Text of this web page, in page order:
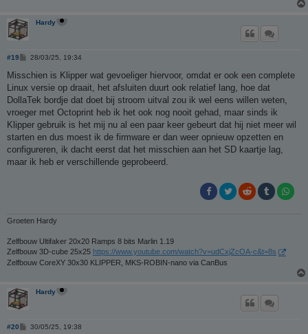
Hardy
#19
B
r
c
h
28/03/25, 19:34
Misschien is Klipper wat gevoeliger hiervoor, omdat er ook een complete
Linux versie op draait, het afsluiten duurt ook relatief lang, hoe dat
DollaTek bordje dat doet bij stroom uitval zou ik wel eens willen weten,
vroeger met Octoprint heb ik het ook nog nooit gehad, maar sinds ik
Klipper gebruik is het mij nu al een paar keer gebeurt dat hij niet meer wil
starten en dus moest ik de firmware er dan weer opnieuw opzetten en
configureren, ik dacht eerst dat het misschien aan het SD kaartje lag,
maar ik heb er verschillende geprobeerd.
Groeten Hardy
Zelfbouw Ultifaker 20x20 Ramps 8 bits Marlin 1.19
Zelfbouw 3D-cube 25x25 https://www.youtube.com/watch?v=udCxjZcOA-c&t=8s
Zelfbouw CoreXY 30x30 KLIPPER, MKS-ROBIN-nano via CanBus
Hardy
#20
B30/05/25, 19:38